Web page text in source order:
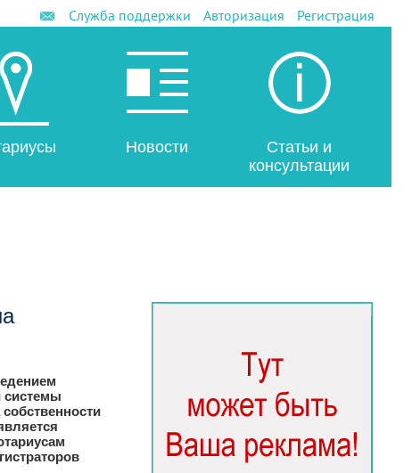
Служба поддержки Авторизация Регистрация
Новости
Статьи и
консультации
системы